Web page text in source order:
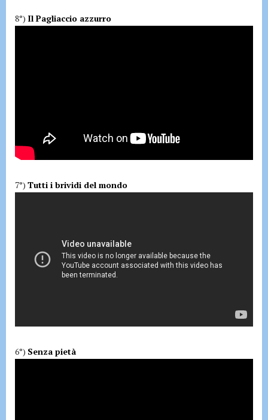
8°) Il Pagliaccio azzurro
7°) Tutti i brividi del mondo
6°) Senza pietà